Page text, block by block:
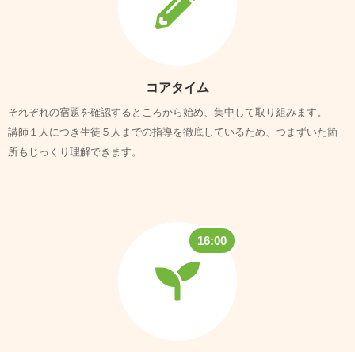
コアタイム
それぞれの宿題を確認するところから始め、集中して取り組みます。
講師１人につき生徒５人までの指導を徹底しているため、つまずいた箇
所もじっくり理解できます。
16:00